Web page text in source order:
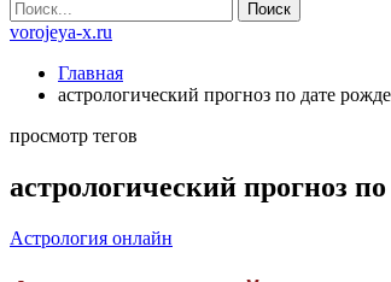
vorojeya-x.ru
Главная
астрологический прогноз по дате
просмотр тегов
астрологический прогноз
Астрология онлайн